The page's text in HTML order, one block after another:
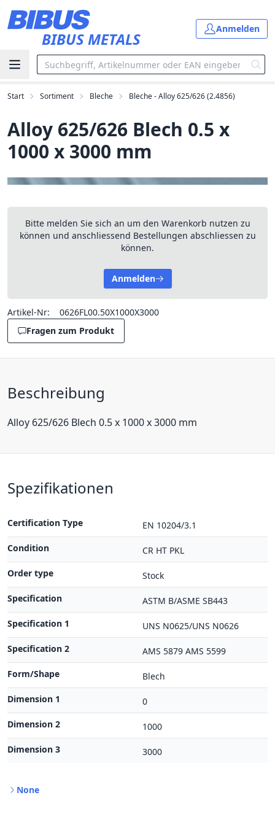
BIBUS METALS
Anmelden
Start Sortiment Bleche Bleche - Alloy 625/626 (2.4856)
Alloy 625/626 Blech 0.5 x
1000 x 3000 mm
Bitte melden Sie sich an um den Warenkorb nutzen zu
können und anschliessend Bestellungen abschliessen zu
können.
Anmelden
Artikel-Nr:
0626FL00.50X1000X3000
Fragen zum Produkt
Beschreibung
Alloy 625/626 Blech 0.5 x 1000 x 3000 mm
Spezifikationen
Certification Type
EN 10204/3.1
Condition
CR HT PKL
Order type
Stock
Specification
ASTM B/ASME SB443
Specification 1
UNS N0625/UNS N0626
Specification 2
AMS 5879 AMS 5599
Form/Shape
Blech
Dimension 1
0
Dimension 2
1000
Dimension 3
3000
None